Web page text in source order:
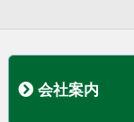
会社案内